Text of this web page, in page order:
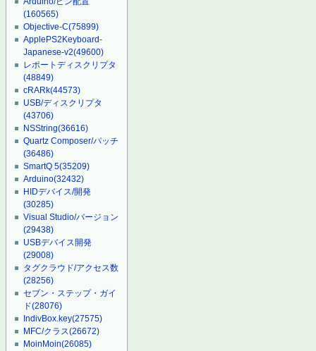
(160565)
Objective-C(75899)
ApplePS2Keyboard-
Japanese-v2(49600)
レポートディスクリプタ
(48849)
cRARk(44573)
USB/ディスクリプタ
(43706)
NSString(36616)
Quartz Composer/パッチ
(36486)
SmartQ 5(35209)
Arduino(32432)
HIDデバイス/開発
(30285)
Visual Studio/バージョン
(29438)
USBデバイス開発
(29008)
タグクラウド/アクセス数
(28256)
セブン・ステップ・ガイ
ド(28076)
IndivBox.key(27575)
MFC/クラス(26672)
MoinMoin(26085)